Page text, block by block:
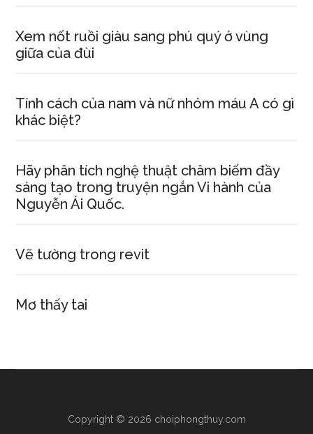
Xem nốt ruồi giàu sang phú quý ở vùng
giữa của đùi
Tính cách của nam và nữ nhóm máu A có gì
khác biệt?
Hãy phân tích nghệ thuật châm biếm đầy
sáng tạo trong truyện ngắn Vi hành của
Nguyễn Ái Quốc.
Vẽ tường trong revit
Mơ thấy tai
Copyright © 2026 choiphongthuy.com